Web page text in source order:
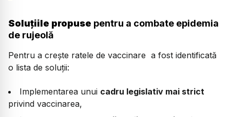
Soluțiile propuse pentru a combate epidemia
de rujeolă
Pentru a crește ratele de vaccinare a fost identificată
o lista de soluții:
Implementarea unui cadru legislativ mai strict
privind vaccinarea,